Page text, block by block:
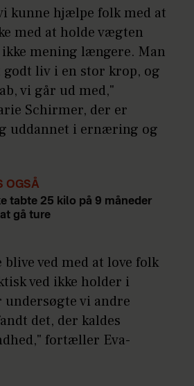
kunne hjælpe folk med at
med at holde vægten
ikke mening længere. Man
godt liv i en stor krop, og
vi går ud med,"
Schirmer, der er
uddannet i ernæring og
OGSÅ
tabte 25 kilo på 9 måneder
gå ture
ved med at love folk
ved ikke holder i
vi andre
det, der kaldes
fortæller Eva-